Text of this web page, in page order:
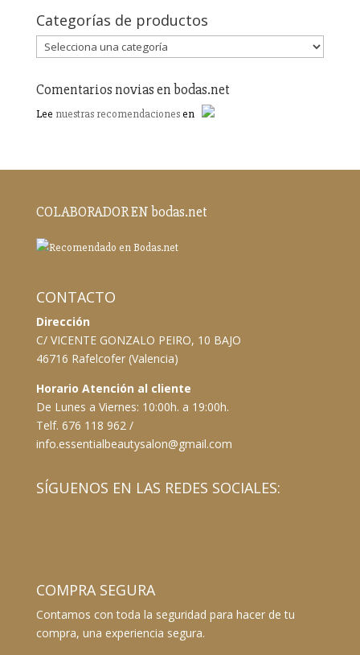
Categorías de productos
Comentarios novias en bodas.net
Lee nuestras recomendacionesen
COLABORADOR EN bodas.net
CONTACTO
Dirección
C/ VICENTE GONZALO PEIRO, 10 BAJO
46716 Rafelcofer (Valencia)
Horario Atención al cliente
De Lunes a Viernes: 10:00h. a 19:00h.
Telf. 676 118 962 /
info.essentialbeautysalon@gmail.com
SÍGUENOS EN LAS REDES SOCIALES:
COMPRA SEGURA
Contamos con toda la seguridad para hacer de tu
compra, una experiencia segura.